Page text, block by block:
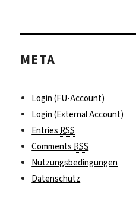
META
Login (FU-Account)
Login (External Account)
EntriesRSS
CommentsRSS
Nutzungsbedingungen
Datenschutz